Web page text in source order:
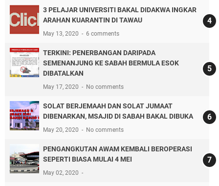
3 PELAJAR UNIVERSITI BAKAL DIDAKWA INGKAR
ARAHAN KUARANTIN DI TAWAU
May 13, 2020 6 comments
TERKINI: PENERBANGAN DARIPADA
SEMENANJUNG KE SABAH BERMULA ESOK
DIBATALKAN
May 17, 2020 No comments
SOLAT BERJEMAAH DAN SOLAT JUMAAT
DIBENARKAN, MSAJID DI SABAH BAKAL DIBUKA
May 20, 2020 No comments
PENGANGKUTAN AWAM KEMBALI BEROPERASI
SEPERTI BIASA MULAI 4 MEI
May 02, 2020